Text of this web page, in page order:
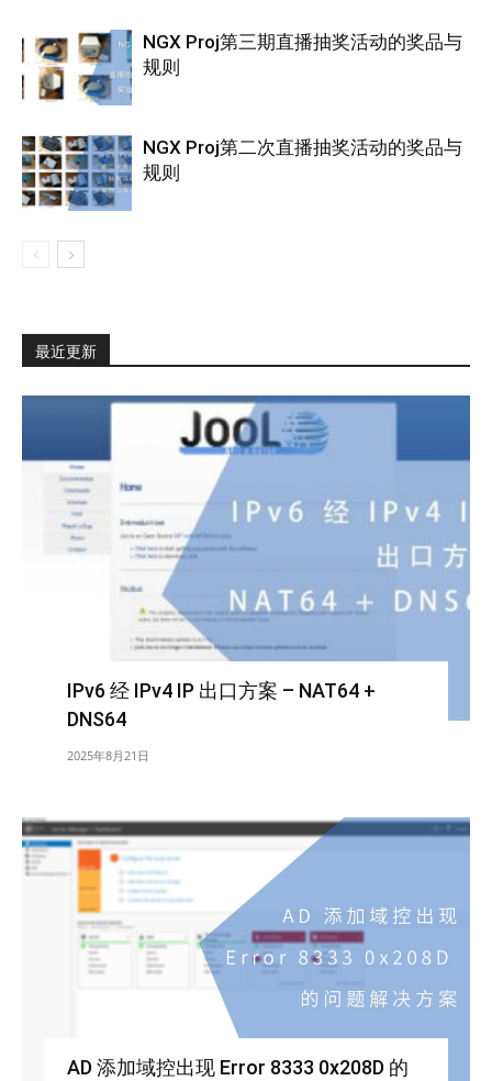
NGX Proj第三期直播抽奖活动的奖品与
规则
NGX Proj第二次直播抽奖活动的奖品与
规则
最近更新
IPv6 经 IPv4 IP 出口方案 – NAT64 +
DNS64
2025年8月21日
AD 添加域控出现 Error 8333 0x208D 的